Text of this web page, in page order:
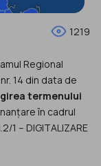
1219
Regional
14 din data de
termenului
în cadrul
1 – DIGITALIZARE